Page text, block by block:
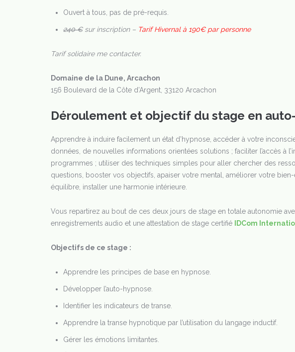
Ouvert à tous, pas de pré-requis.
240 €sur inscription – Tarif Hivernal à 190€ par personne
Tarif solidaire me contacter.
Domaine de la Dune, Arcachon
156 Boulevard de la Côte d’Argent, 33120 Arcachon
Déroulement et objectif du stage en
Apprendre à induire facilement un état d’hypnose, accéder à votre
données, de nouvelles informations orientées solutions ; faciliter l’accès à
programmes ; utiliser des techniques simples pour aller chercher des
questions, booster vos objectifs, apaiser votre mental, améliorer votre
équilibre, installer une harmonie intérieure.
Vous repartirez au bout de ces deux jours de stage en totale autonomie
enregistrements audio et une attestation de stage certifié
IDCom
Objectifs de ce stage :
Apprendre les principes de base en hypnose.
Développer l’auto-hypnose.
Identifier les indicateurs de transe.
Apprendre la transe hypnotique par l’utilisation du langage inductif.
Gérer les émotions limitantes.